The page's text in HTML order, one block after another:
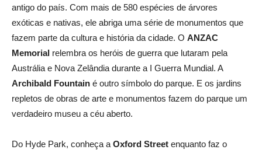
antigo do país. Com mais de 580 espécies de árvores
exóticas e nativas, ele abriga uma série de monumentos que
fazem parte da cultura e história da cidade. O ANZAC
Memorial relembra os heróis de guerra que lutaram pela
Austrália e Nova Zelândia durante a I Guerra Mundial. A
Archibald Fountain é outro símbolo do parque. E os jardins
repletos de obras de arte e monumentos fazem do parque um
verdadeiro museu a céu aberto.
Do Hyde Park, conheça a Oxford Street enquanto faz o